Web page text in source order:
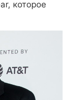
которое